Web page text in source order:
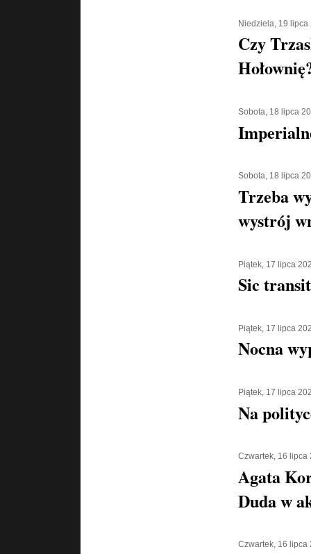
Niedziela, 19 lipca
Czy
Sobota, 18 lipca
Sobota, 18 lipca
Trzeba
wystrój
Piątek, 17 lipca
Sic
Piątek, 17 lipca
Nocna
Piątek, 17 lipca
Na
Czwartek, 16 lipca
Agata
Duda w
Czwartek, 16 lipca